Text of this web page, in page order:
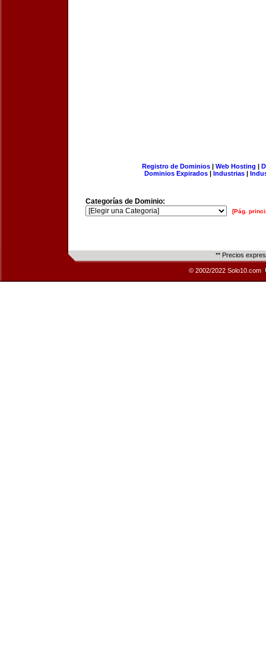
Registro de Dominios| Web Hosting |
Dominios Expirados | Industrias |
Categorías de Dominio:
[Pág.
** Precios
© 2002/2022 Solo10.com